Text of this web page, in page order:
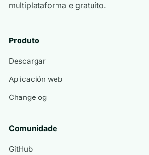
multiplataforma e gratuíto.
Produto
Descargar
Aplicación web
Changelog
Comunidade
GitHub